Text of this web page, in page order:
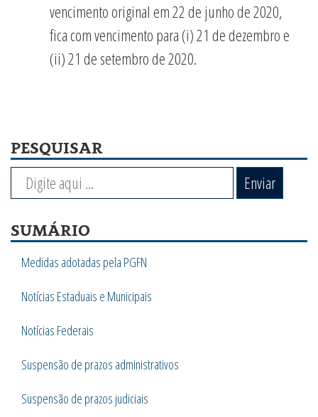
vencimento original em 22 de junho de 2020,
fica com vencimento para (i) 21 de dezembro e
(ii) 21 de setembro de 2020.
PESQUISAR
Enviar
SUMÁRIO
Medidas adotadas pela PGFN
Notícias Estaduais e Municipais
Notícias Federais
Suspensão de prazos administrativos
Suspensão de prazos judiciais